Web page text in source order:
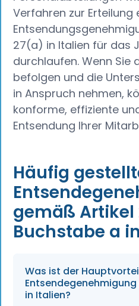
Verfahren zur Erteilung
27(a) in Italien für das
durchlaufen. Wenn Sie
befolgen und die
in Anspruch nehmen,
konforme, effiziente
Entsendung Ihrer
Häufig
gemäß Artikel
Buchstabe a
Was ist der
in Italien?